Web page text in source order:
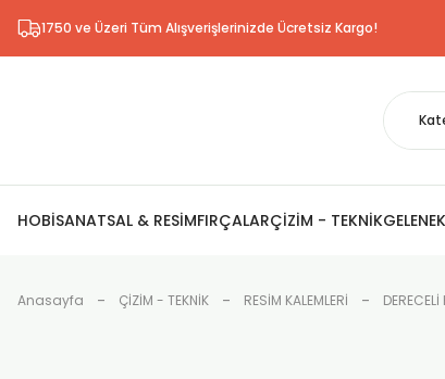
1750 ve Üzeri Tüm Alışverişlerinizde Ücretsiz Kargo!
HOBİSANATSAL & RESİMFIRÇALARÇİZİM - TEKNİK
Anasayfa ÇİZİM - TEKNİK RESİM KALEMLERİ DERECELİ